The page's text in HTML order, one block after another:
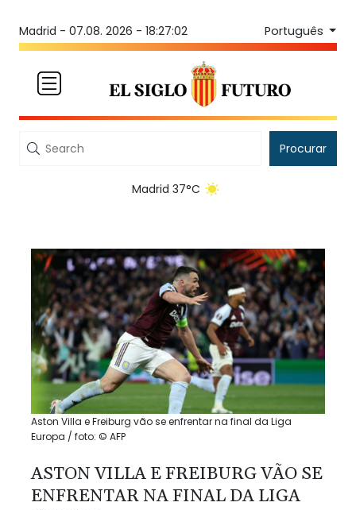
Madrid - 07.08. 2026 - 18:27:02 Português
Procurar
Madrid 37°C
Aston Villa e Freiburg vão se enfrentar na final da Liga
Europa / foto: © AFP
ASTON VILLA E FREIBURG VÃO SE
ENFRENTAR NA FINAL DA LIGA